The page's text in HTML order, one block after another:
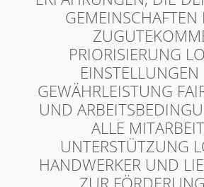
GEMEINSCHAFTEN
PRIORISIERUNG
GEWÄHRLEISTUNG
UND
ALLE
UNTERSTÜTZUNG
HANDWERKER UND